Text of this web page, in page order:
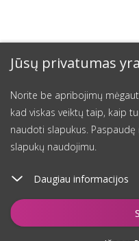
Jūsų privatumas
Norite be apribojimų
kad viskas veiktų taip, kaip
naudoti slapukus. Paspaudę
slapukų naudojimu.
Daugiau informacijos
Įdėti į